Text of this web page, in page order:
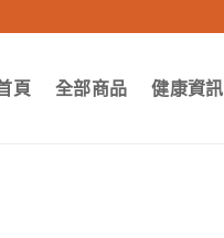
頁 全部商品 健康資訊